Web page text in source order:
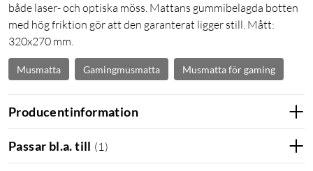
både laser- och optiska möss. Mattans gummibelagda botten
med hög friktion gör att den garanterat ligger still. Mått:
320x270 mm.
Musmatta Gamingmusmatta Musmatta för gaming
Producentinformation
Passar bl.a. till (1 )